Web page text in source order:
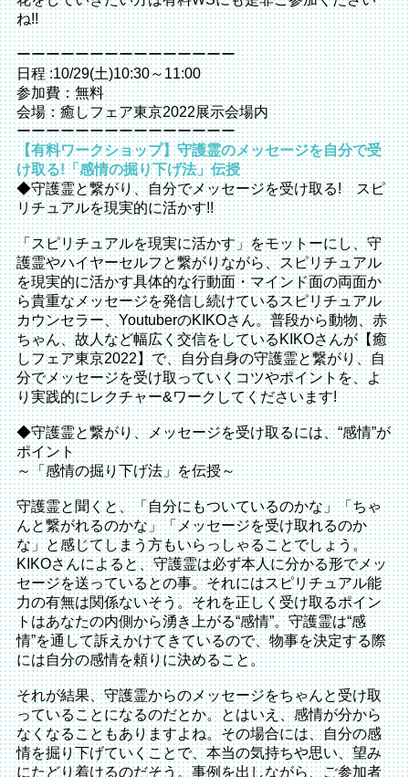
ね!!
ーーーーーーーーーーーーーーー
日程 :10/29(土)10:30～11:00
参加費：無料
会場：癒しフェア東京2022展示会場内
ーーーーーーーーーーーーーーー
【有料ワークショップ】守護霊のメッセージを自分で受
け取る!「感情の掘り下げ法」伝授
◆守護霊と繋がり、自分でメッセージを受け取る! スピ
リチュアルを現実的に活かす!!
「スピリチュアルを現実に活かす」をモットーにし、守
護霊やハイヤーセルフと繋がりながら、スピリチュアル
を現実的に活かす具体的な行動面・マインド面の両面か
ら貴重なメッセージを発信し続けているスピリチュアル
カウンセラー、YoutuberのKIKOさん。普段から動物、赤
ちゃん、故人など幅広く交信をしているKIKOさんが【癒
しフェア東京2022】で、自分自身の守護霊と繋がり、自
分でメッセージを受け取っていくコツやポイントを、よ
り実践的にレクチャー&ワークしてくださいます!
◆守護霊と繋がり、メッセージを受け取るには、“感情”が
ポイント
～「感情の掘り下げ法」を伝授～
守護霊と聞くと、「自分にもついているのかな」「ちゃ
んと繋がれるのかな」「メッセージを受け取れるのか
な」と感じてしまう方もいらっしゃることでしょう。
KIKOさんによると、守護霊は必ず本人に分かる形でメッ
セージを送っているとの事。それにはスピリチュアル能
力の有無は関係ないそう。それを正しく受け取るポイン
トはあなたの内側から湧き上がる“感情”。守護霊は“感
情”を通して訴えかけてきているので、物事を決定する際
には自分の感情を頼りに決めること。
それが結果、守護霊からのメッセージをちゃんと受け取
っていることになるのだとか。とはいえ、感情が分から
なくなることもありますよね。その場合には、自分の感
情を掘り下げていくことで、本当の気持ちや思い、望み
にたどり着けるのだそう。事例を出しながら、ご参加者